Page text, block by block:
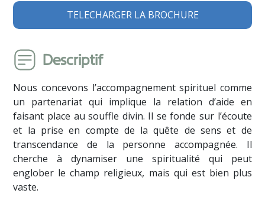
TELECHARGER LA BROCHURE
Descriptif
Nous concevons l’accompagnement spirituel comme
un partenariat qui implique la relation d’aide en
faisant place au souffle divin. Il se fonde sur l’écoute
et la prise en compte de la quête de sens et de
transcendance de la personne accompagnée. Il
cherche à dynamiser une spiritualité qui peut
englober le champ religieux, mais qui est bien plus
vaste.